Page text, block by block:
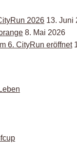
2026 13. Juni
8. Mai 2026
6. CityRun eröffnet